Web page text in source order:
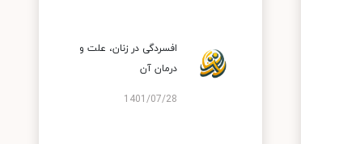
افسردگی در زنان، علت و
درمان آن
1401/07/28